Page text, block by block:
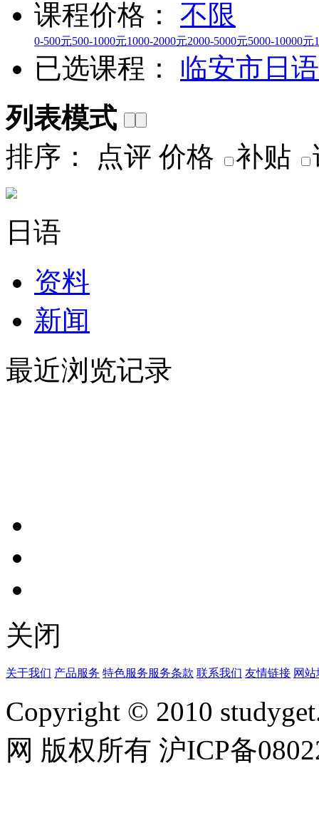
课程价格：
不限
0-500元500-1000元1000-2000元2000-5000元5000-10000元
已选课程： 临安市 日
列表模式
排序：
点评 价格 补贴
日语
资料
新闻
最近浏览记录
关闭
关于我们 产品服务 特色服务服务条款 联系我们 友情链接 网
Copyright © 2010
网 版权所有 沪ICP备